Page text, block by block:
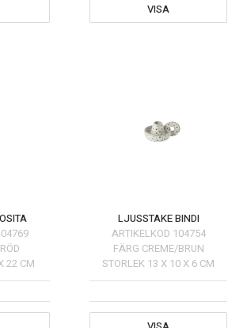
VISA
22 CM
LJUSSTAKE BINDI
ARTIKELKOD 104754
FÄRG CREME/BRUN
STORLEK 13 X 10 X 6 CM